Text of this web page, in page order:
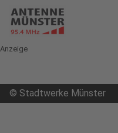
Anzeige
© Stadtwerke Münster